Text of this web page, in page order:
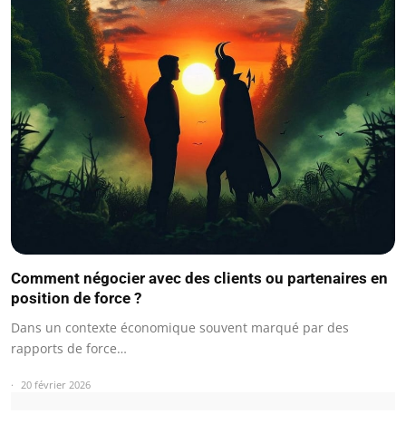
Comment négocier avec des clients ou partenaires en
position de force ?
Dans un contexte économique souvent marqué par des
rapports de force…
20 février 2026